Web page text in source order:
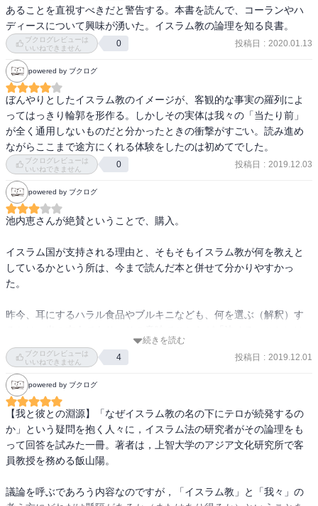
本書で述べられていることは、今日グローバル世界に生きる我々が
最低限持っておくべき知識だと思う。
あることを直視すべきだと警告する。本書を読んで、コーランやハ
ディースについて興味が湧いた。イスラム教の論理を知る良書。
ブクログレビューは
いいねできません
0 投稿日 : 2020.01.13
powered by ブクログ
ぼんやりとしたイスラム教のイメージが、客観的な事実の羅列によ
ってはっきり輪郭を形作る。しかしその実体は我々の「当たり前」
が全く通用しないものだと分かったときの衝撃がすごい。読み進め
ながらここまで途方にくれる体験をしたのは初めてでした。
ブクログレビューは
いいねできません
0 投稿日 : 2019.12.03
powered by ブクログ
池内恵さんが絶賛ということで、購入。
イスラム国が支持される理由と、そもそもイスラム教が何を教えと
しているかという所は、今まで読んだ本と併せて分かりやすかっ
た。
昨今、耳にするハラル食品やブルキニなども、何を選ぶ（解釈）す
大した意味はないと述べている。なるほど。
民族には民族の、国には国のルールがあり、その中で自分の考えが
唯一絶対なのだとは言えない。
だから、自分の信じる考えが唯一絶対なのだという価値観とは、ど
うしてもズレてしまう。
その上、そうではない考えの者と戦い、改宗させよというオプショ
ン付き。
出産率の高さと相まって、普及させるシステムとしては、ある意味
優秀だとも思う。
続きを読む
ブクログレビューは
いいねできません
4 投稿日 : 2019.12.01
powered by ブクログ
【我と彼との淵源】「なぜイスラム教の名の下にテロが続発するの
か」という疑問を抱く人々に，イスラム法の研究者がその論理をも
って回答を試みた一冊。著者は，上智大学のアジア文化研究所で客
員教授を務める飯山陽。
議論を呼ぶであろう内容なのですが，「イスラム教」と「我々」の